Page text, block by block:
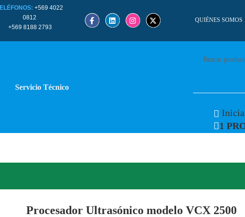
+569 4022
0812
+569 8188 2793
QUIÉNES SOMOS
Servicio Técnico
1
Procesador Ultrasónico modelo VCX 2500